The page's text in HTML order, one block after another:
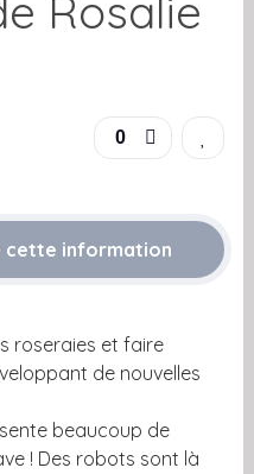
Rosalie
0
cette information
roseraies et faire
de nouvelles
beaucoup de
! Des robots sont là